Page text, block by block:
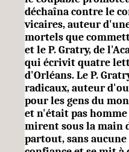
déchaîna con­tre le
vicaires, auteur
mortels que
et le P. Gratry, de
qui écrivit quatre
d'Orléans. Le P.
radicaux, auteur
pour les gens du
et n'était pas
mirent sous la main
par­tout, sans